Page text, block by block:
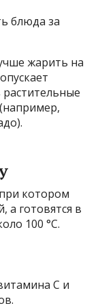
блюда за
жарить на
растительные
котором
а готовятся в
100 °С.
C и